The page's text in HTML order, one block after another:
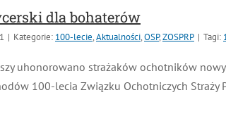
dla bohaterów
| Kategorie:100-lecie,Aktualności,OSP,ZOSPRP | Tagi:
uhonorowano strażaków ochotników
100-lecia Związku Ochotniczych Straży